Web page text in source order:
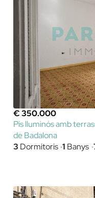
€ 350.000
Pis lluminós amb
de Badalona
3 Dormitoris 1 Banys